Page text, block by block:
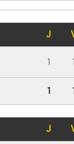
J
1 1
1
J